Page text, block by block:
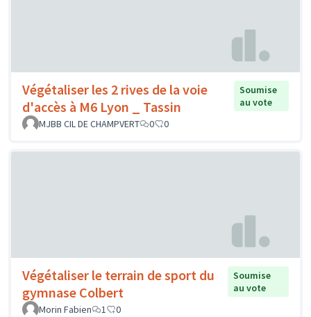
Végétaliser les 2 rives de la voie
d'accès à M6 Lyon _ Tassin
Soumise
au vote
MJBB CIL DE CHAMPVERT
0 0
Végétaliser le terrain de sport du
gymnase Colbert
Soumise
au vote
Morin Fabien
1 0